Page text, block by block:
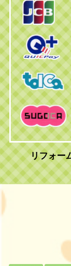
リフォー